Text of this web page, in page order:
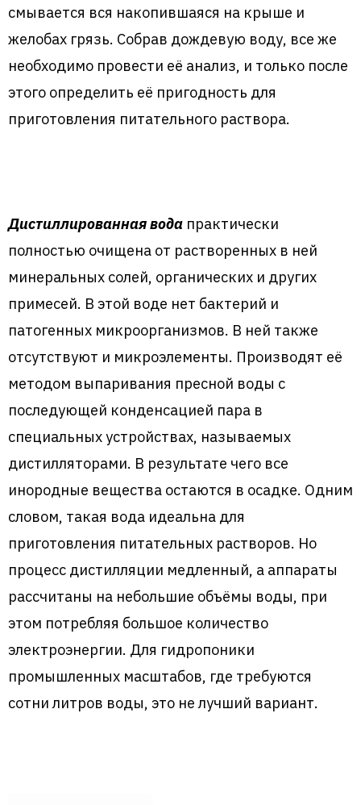
смывается вся накопившаяся на крыше и
желобах грязь. Собрав дождевую воду, все же
необходимо провести её анализ, и только после
этого определить её пригодность для
приготовления питательного раствора.
Дистиллированная вода практически
полностью очищена от растворенных в ней
минеральных солей, органических и других
примесей. В этой воде нет бактерий и
патогенных микроорганизмов. В ней также
отсутствуют и микроэлементы. Производят её
методом выпаривания пресной воды с
последующей конденсацией пара в
специальных устройствах, называемых
дистилляторами. В результате чего все
инородные вещества остаются в осадке. Одним
словом, такая вода идеальна для
приготовления питательных растворов. Но
процесс дистилляции медленный, а аппараты
рассчитаны на небольшие объёмы воды, при
этом потребляя большое количество
электроэнергии. Для гидропоники
промышленных масштабов, где требуются
сотни литров воды, это не лучший вариант.